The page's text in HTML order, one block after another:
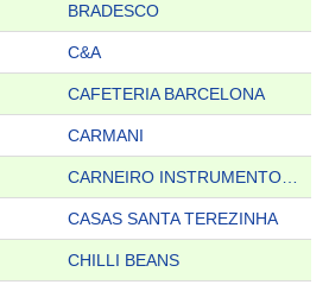
BRADESCO
C&A
CAFETERIA BARCELONA
CARMANI
CARNEIRO INSTRUMENTOS MUSICAIS
CASAS SANTA TEREZINHA
CHILLI BEANS